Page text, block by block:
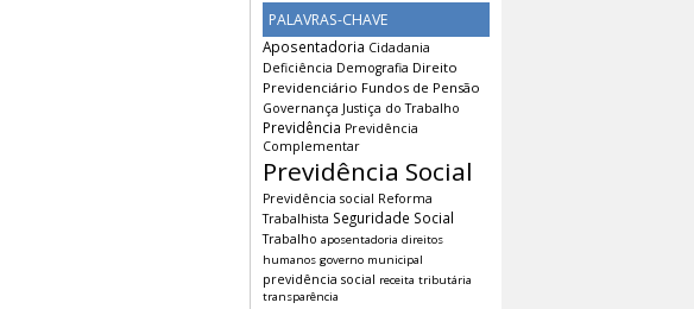
PALAVRAS-CHAVE
Aposentadoria Cidadania
Deficiência Demografia Direito
Previdenciário Fundos de Pensão
Governança Justiça do Trabalho
Previdência Previdência
Complementar
Previdência Social
Previdência social Reforma
Trabalhista Seguridade Social
Trabalho aposentadoria direitos
humanos governo municipal
previdência social receita tributária
transparência